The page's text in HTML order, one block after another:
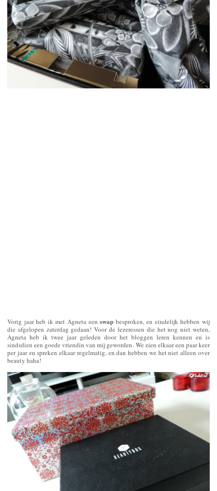
Vorig jaar heb ik met Agneta eenswap besproken, en eindelijk hebben wij
die afgelopen zaterdag gedaan! Voor de lezeressen die het nog niet weten,
Agneta heb ik twee jaar geleden door het bloggen leren kennen en is
sindsdien een goede vriendin van mij geworden. We zien elkaar een paar keer
per jaar en spreken elkaar regelmatig, en dan hebben we het niet alleen over
beauty haha!